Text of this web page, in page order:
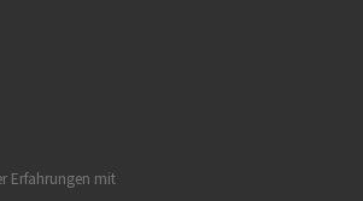
Erfahrungen mit